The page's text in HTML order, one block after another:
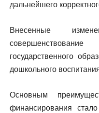
дальнейшего
Внесенные
государственного
дошкольного
Основным
финансирования